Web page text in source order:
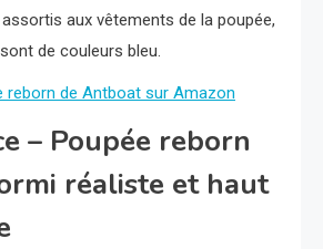
aux vêtements de la poupée,
de couleurs bleu.
reborn de Antboat sur Amazon
– Poupée reborn
réaliste et haut